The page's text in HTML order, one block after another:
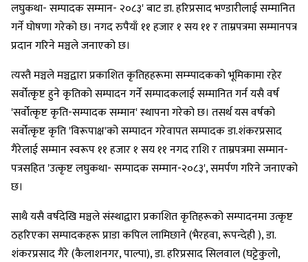
लघुकथा- सम्पादक सम्मान- २०८३' बाट डा. हरिप्रसाद भण्डारीलाई सम्मानित
गर्ने घोषणा गरेको छ। नगद रुपैयाँ ११ हजार १ सय ११ र ताम्रपत्रमा सम्मानपत्र
प्रदान गरिने मञ्चले जनाएको छ।
त्यस्तै मञ्चले मञ्चद्वारा प्रकाशित कृतिहहरूमा सम्म्पादकको भूमिकामा रहेर
सर्वोत्कृष्ट हुने कृतिको सम्पादन गर्ने सम्पादकलाई सम्मानित गर्न यसै वर्ष
'सर्वोत्कृष्ट कृति-सम्पादक सम्मान' स्थापना गरेको छ। तसर्थ यस वर्षको
सर्वोत्कृष्ट कृति 'विरूपाक्ष'को सम्पादन गरेवापत सम्पादक डा.शंकरप्रसाद
गैरेलाई सम्मान स्वरूप ११ हजार १ सय ११ नगद राशि र ताम्रपत्रमा सम्मान-
पत्रसहित 'उत्कृष्ट लघुकथा- सम्पादक सम्मान-२०८३', समर्पण गरिने जनाएको
छ।
साथै यसै वर्षदेखि मञ्चले संस्थाद्वारा प्रकाशित कृतिहरूको सम्पादनमा उत्कृष्ट
ठहरिएका सम्पादकहरू प्राडा कपिल लामिछाने (भैरहवा, रूपन्देही ), डा.
शंकरप्रसाद गैरे (कैलाशनगर, पाल्पा), डा. हरिप्रसाद सिलवाल (घट्टेकुलो,